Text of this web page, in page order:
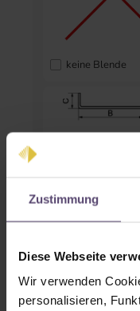
Zustimmung
Diese Webseite
Wir verwenden
personalisieren,
keine Blende
Blende Typ B
Endkappen